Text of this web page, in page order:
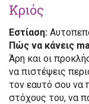
Κριός
Εστίαση:
Πώς να κάνεις
Άρη και οι
να πιστέψεις
τον εαυτό σου
στόχους του, να